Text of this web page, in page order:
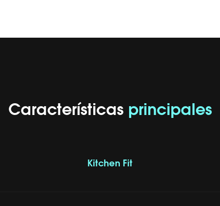
Características principales
Kitchen Fit